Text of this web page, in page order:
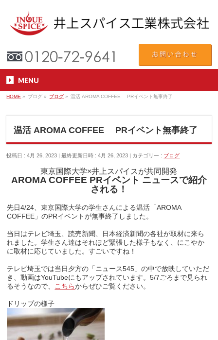
MENU
HOME » ブログ » ブログ » 温活 AROMA COFFEE PRイベント無事終了
温活 AROMA COFFEE PRイベント無事終了
投稿日 : 4月 26, 2023 最終更新日時 : 4月 26, 2023 カテゴリー : ブログ
東京国際大学×井上スパイスが共同開発
AROMA COFFEE PRイベント ニュースで紹介
される！
先日4/24、東京国際大学の学生さんによる温活「AROMA
COFFEE」のPRイベントが無事終了しました。
当日はテレビ埼玉、読売新聞、日本経済新聞の各社が取材に来ら
れました。学生さん達はそれほど緊張した様子もなく、にこやか
に取材に応じていました。すごいですね！
テレビ埼玉では当日夕方の「ニュース545」の中で放映していただ
き、動画はYouTubeにもアップされています。5/7ごろまで見られ
るそうなので、 こちらからぜひご覧ください。
ドリップの様子